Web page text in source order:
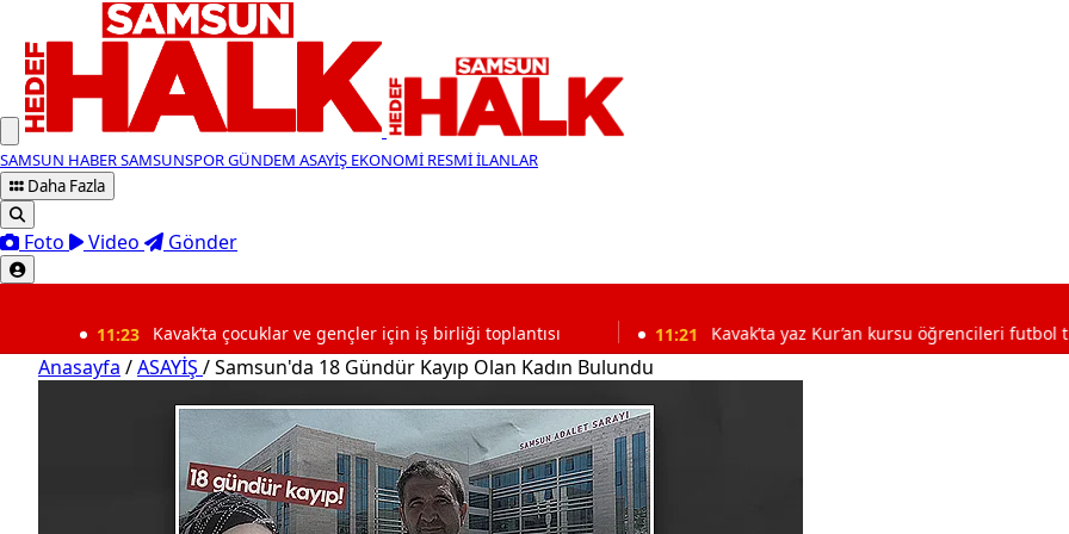
SAMSUN HABERSAMSUNSPORGÜNDEM ASAYİŞ EKONOMİ RESMİ İLANLAR
Daha Fazla
Foto Video Gönder
Kavak’ta çocuklar ve gençler için iş birliği toplantısı Kavak’ta yaz Kur’an kursu öğrencileri futbol
Anasayfa /ASAYİŞ /Samsun'da 18 Gündür Kayıp Olan Kadın Bulundu